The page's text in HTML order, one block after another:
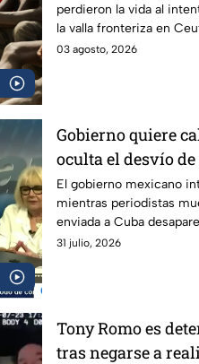
perdieron la vida al
la valla fronteriza en
03 agosto, 2026
Gobierno quiere
oculta el desvío
enviada a Cuba
El gobierno mexicano
mientras periodistas
enviada a Cuba
31 julio, 2026
Tony Romo es
tras negarse a